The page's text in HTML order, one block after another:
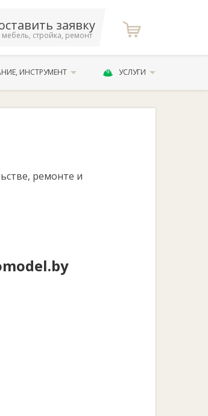
заявку
мебель, стройка, ремонт
ИНСТРУМЕНТ УСЛУГИ
ремонте и